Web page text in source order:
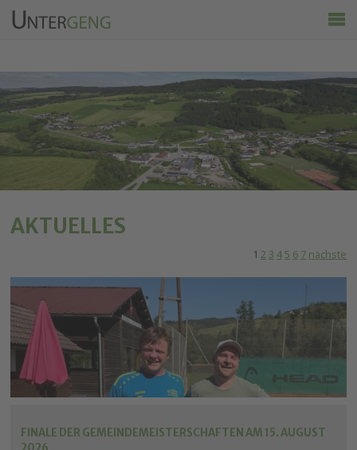
Ortsinfo
Kalender
Wirtschaft & Tourismus
AKTUELLES
1 2 3 4 5 6 7 nächste
FINALE DER GEMEINDEMEISTERSCHAFTEN AM 15. AUGUST